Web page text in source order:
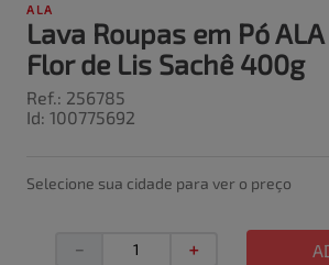
ALA
Lava Roupas em Pó
Flor de Lis Sachê 400g
Ref. : 256785
Id: 100775692
Selecione sua cidade para ver o preço
＋
－